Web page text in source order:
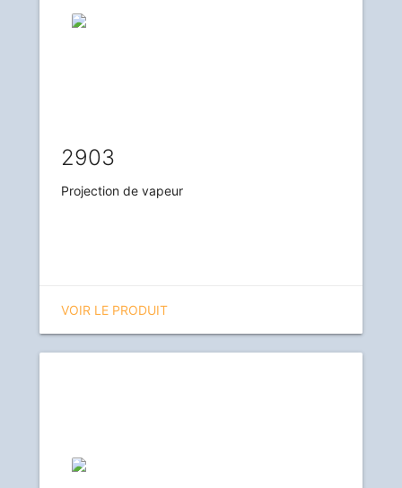
2903
Projection de vapeur
VOIR LE PRODUIT